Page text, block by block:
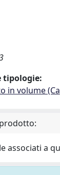
tipologie:
in volume
associati a